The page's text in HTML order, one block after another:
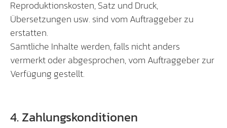
Reproduktionskosten, Satz und Druck,
Übersetzungen usw. sind vom Auftraggeber zu
erstatten.
Sämtliche Inhalte werden, falls nicht anders
vermerkt oder abgesprochen, vom Auftraggeber zur
Verfügung gestellt.
4. Zahlungskonditionen